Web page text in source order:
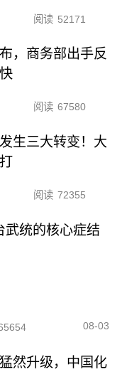
阅读 52171
，商务部出手反
阅读 67580
生三大转变！大
阅读 72355
武统的核心症结
08-03
然升级，中国化